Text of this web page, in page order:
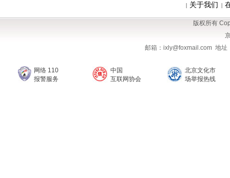
| 关于我们 |
版权所有
邮箱：ixly@foxmail.com 地
网络 110
报警服务
中国
互联网协会
北京文化市
场举报热线